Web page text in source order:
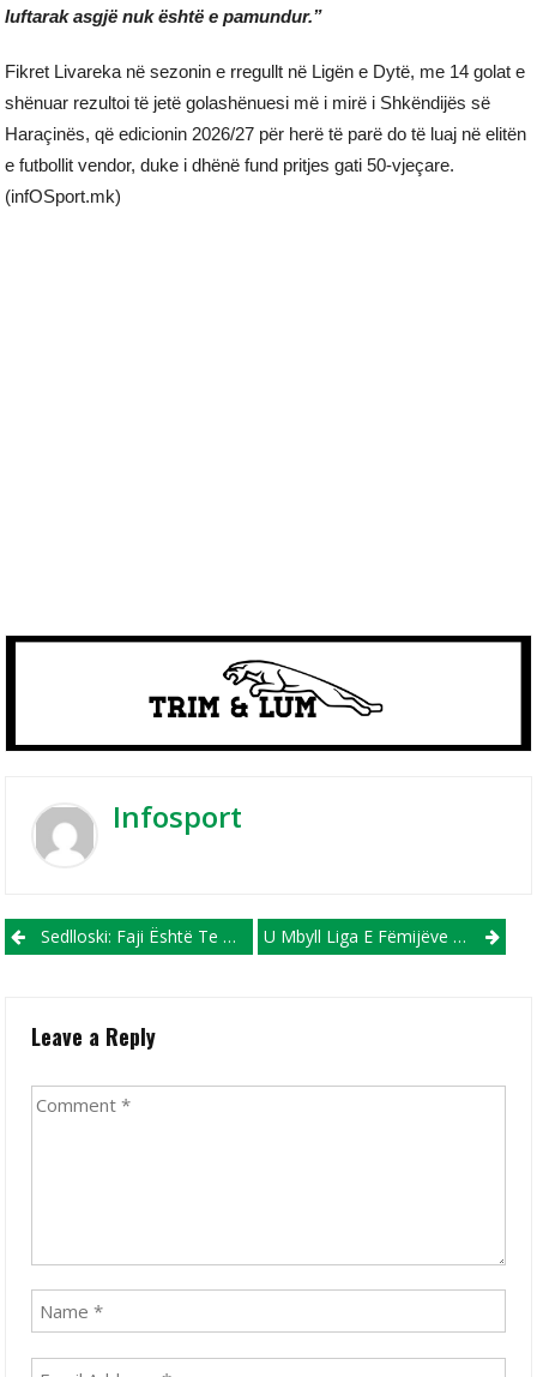
luftarak asgjë nuk është e pamundur.”
Fikret Livareka në sezonin e rregullt në Ligën e Dytë, me 14 golat e
shënuar rezultoi të jetë golashënuesi më i mirë i Shkëndijës së
Haraçinës, që edicionin 2026/27 për herë të parë do të luaj në elitën
e futbollit vendor, duke i dhënë fund pritjes gati 50-vjeçare.
(infOSport.mk)
Infosport
Post navigation
Sedlloski: Faji Është Te Unë, Jo Tek Futbollistët U Mbyll Liga E Fëmijëve Pranë FFM-Së, Njihuni Me Skuadrat Kampione
Leave a Reply